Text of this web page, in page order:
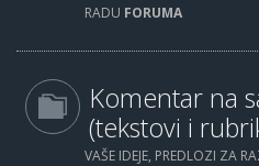
RADU FORUMA
Komentar na
(tekstovi i
VAŠE IDEJE, PREDLOZI ZA